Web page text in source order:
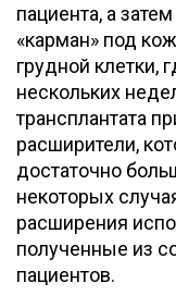
пациента, а
«карман» под
грудной клетки,
нескольких
трансплантата
расширители,
достаточно
некоторых
расширения
полученные из
пациентов.